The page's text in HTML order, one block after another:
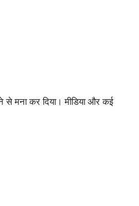
मना कर दिया। मीडिया और कई